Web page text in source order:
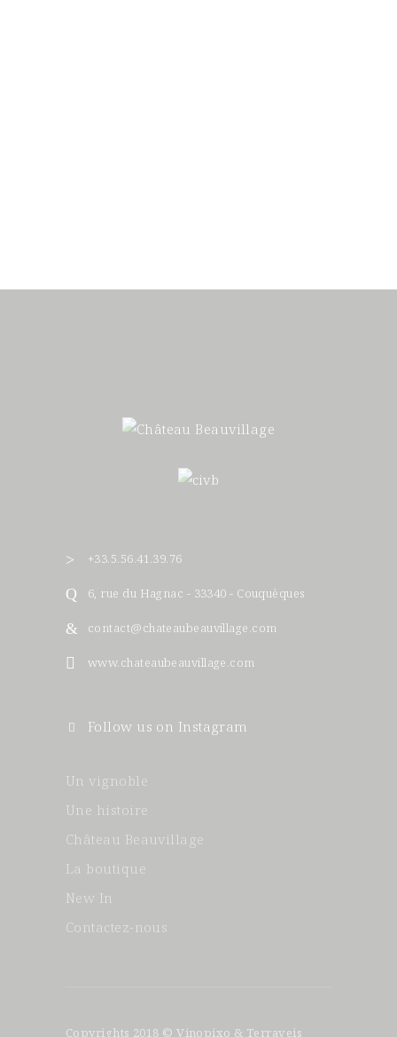
+33.5.56.41.39.76
6, rue du Hagnac - 33340 - Couquèques
contact@chateaubeauvillage.com
www.chateaubeauvillage.com
Follow us on Instagram
Un vignoble
Une histoire
Château Beauvillage
La boutique
New In
Contactez-nous
Copyrights 2018 © Vinopixo & Terraveis